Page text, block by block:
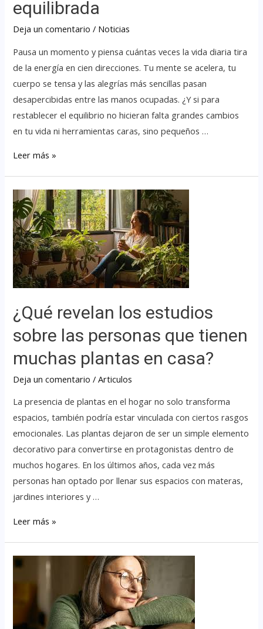
equilibrada
Deja un comentario / Noticias
Pausa un momento y piensa cuántas veces la vida diaria tira
de la energía en cien direcciones. Tu mente se acelera, tu
cuerpo se tensa y las alegrías más sencillas pasan
desapercibidas entre las manos ocupadas. ¿Y si para
restablecer el equilibrio no hicieran falta grandes cambios
en tu vida ni herramientas caras, sino pequeños …
Leer más »
¿Qué revelan los estudios
sobre las personas que tienen
muchas plantas en casa?
Deja un comentario /Articulos
La presencia de plantas en el hogar no solo transforma
espacios, también podría estar vinculada con ciertos rasgos
emocionales. Las plantas dejaron de ser un simple elemento
decorativo para convertirse en protagonistas dentro de
muchos hogares. En los últimos años, cada vez más
personas han optado por llenar sus espacios con materas,
jardines interiores y …
Leer más »